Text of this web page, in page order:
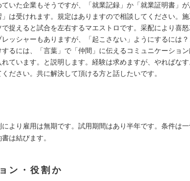
いた企業もそうですが、「就業記録」か「就業証明書」
」は受けれます。規定はありますので相談してください。
捉えると試合を左右するマエストロです。采配により喜
ッシャーもありますが、「起こさない」ようにするには
るには、「言葉」で「仲間」に伝えるコミュニケーション
ています。と説明します。経験は求めますが、やればな
ださい。共に解決して頂ける方と話したいです。
より雇用は無期です。試用期間はあり半年です。条件は
は結びます。
ン・役割か